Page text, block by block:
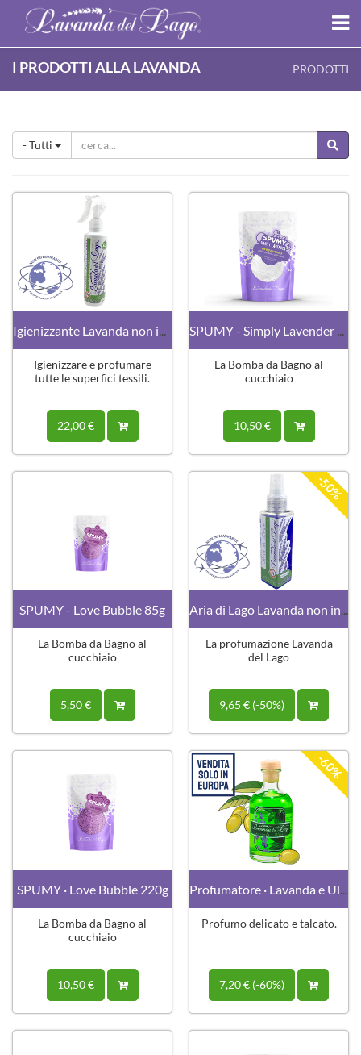
I PRODOTTI ALLA LAVANDA PRODOTTI
- Tutti
Igienizzante Lavanda non infiammabile
Igienizzare e profumare
tutte le superfici tessili.
22,00 €
SPUMY - Simply Lavender 220gr
La Bomba da Bagno al
cucchiaio
10,50 €
SPUMY - Love Bubble 85g
La Bomba da Bagno al
cucchiaio
5,50 €
Aria di Lago Lavanda non infiammabile
La profumazione Lavanda
del Lago
9,65 € (-50%)
-50%
SPUMY · Love Bubble 220g
La Bomba da Bagno al
cucchiaio
10,50 €
Profumo delicato e talcato.
7,20 € (-60%)
-60%